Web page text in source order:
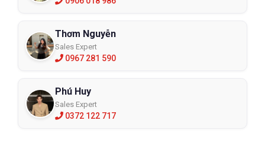
Thơm Nguyễn
Sales Expert
0967 281 590
Phú Huy
Sales Expert
0372 122 717